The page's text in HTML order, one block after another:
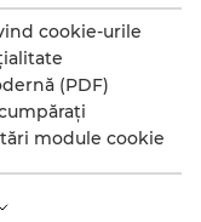
cookie-urile
(PDF)
module cookie